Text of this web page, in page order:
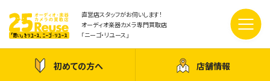
直営店スタッフがお伺いします！
オーディオ楽器カメラ専門買取店
「ニーゴ・リユース」
初めての方へ 店舗情報